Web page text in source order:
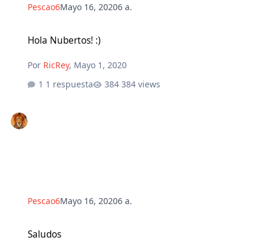
Pescao6Mayo 16, 20206 a.
Hola Nubertos! :)
Por RicRey, Mayo 1, 2020
1 respuesta
384 views
Pescao6Mayo 16, 20206 a.
Saludos